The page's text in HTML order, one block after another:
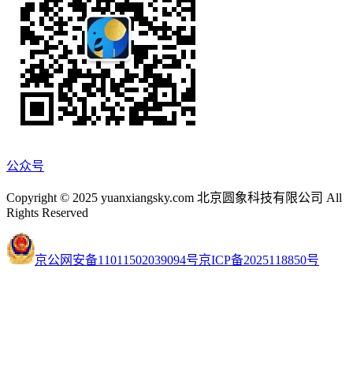
公众号
Copyright © 2025 yuanxiangsky.com 北京圆象科技有限公司 All
Rights Reserved
京公网安备11011502039094号京ICP备2025118850号